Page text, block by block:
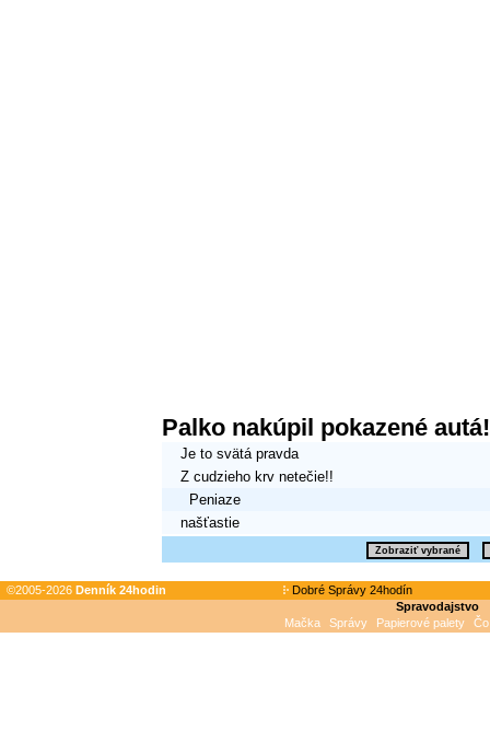
Palko nakúpil pokazené
Je to svätá pravda
Z cudzieho krv netečie!!
Peniaze
našťastie
©2005-2026 Denník 24hodin
Dobré Správy 24hodín
Spravodajstvo
Mačka
Správy Papierové palety